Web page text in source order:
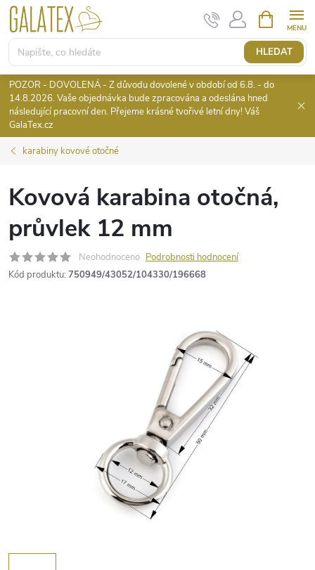
Přejít
obsah
HLEDAT
NÁKUPNÍ
KOŠÍK
POZOR - DOVOLENÁ - Z důvodu dovolené v období od 6.8. - do
14.8.2026. Vaše objednávka bude zpracována a odeslána hned
následující pracovní den. Přejeme krásné tvořivé letní dny! Váš
GalaTex.cz
karabiny kovové otočné
Kovová karabina otočná,
průvlek 12 mm
Neohodnoceno Podrobnosti hodnocení
Kód produktu: 750949/43052/104330/196668